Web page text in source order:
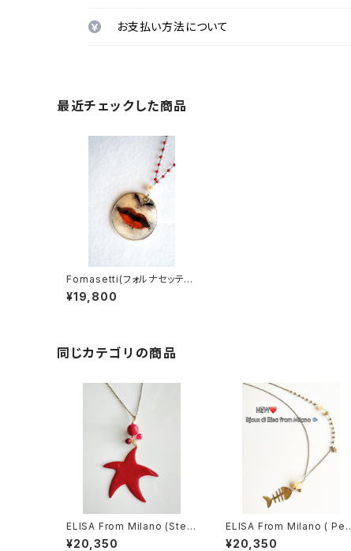
お支払い方法について
最近チェックした商品
Fornasetti(フォルナセッテ
ィ ロングネックレス/LIP）
¥19,800
同じカテゴリの商品
ELISA From Milano (Stell
a Marina)
¥20,350
ELISA From Milano ( Pes
ce)
¥20,350